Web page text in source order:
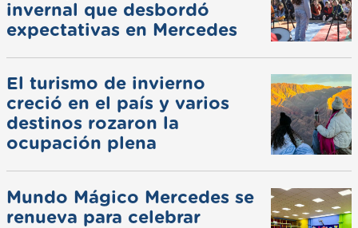
invernal que desbordó
expectativas en Mercedes
El turismo de invierno
creció en el país y varios
destinos rozaron la
ocupación plena
Mundo Mágico Mercedes se
renueva para celebrar